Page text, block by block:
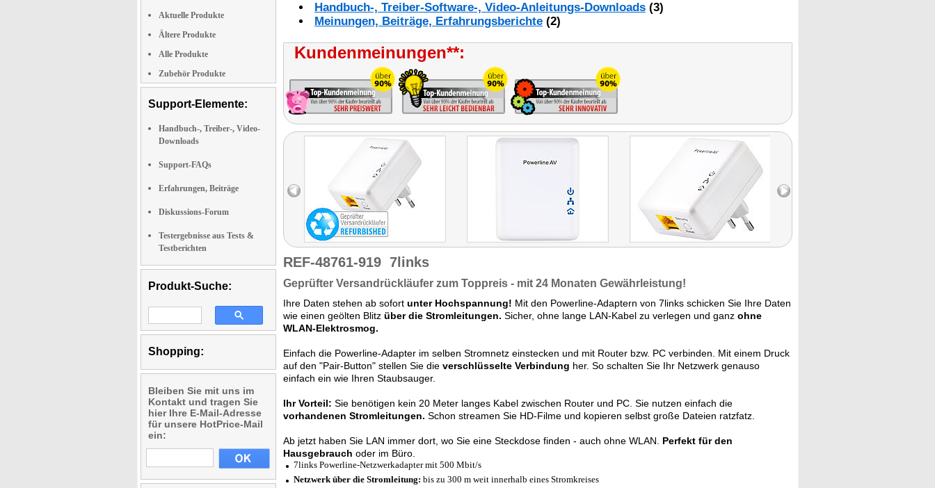
Aktuelle Produkte
Ältere Produkte
Alle Produkte
Zubehör Produkte
Support-Elemente:
Handbuch-, Treiber-, Video-
Downloads
Support-FAQs
Erfahrungen, Beiträge
Diskussions-Forum
Testergebnisse aus Tests &
Testberichten
Produkt-Suche:
Shopping:
Bleiben Sie mit uns im
Kontakt und tragen Sie
hier Ihre E-Mail-Adresse
für unsere HotPrice-Mail
ein:
Handbuch-, Treiber-Software-, Video-Anleitungs-Downloads (3)
Meinungen, Beiträge, Erfahrungsberichte (2)
Kundenmeinungen**:
REF-48761-919 7links
Geprüfter Versandrückläufer zum Toppreis - mit 24 Monaten Gewährleistung!
Ihre Daten stehen ab sofort unter Hochspannung! Mit den Powerline-Adaptern von 7links schicken Sie Ihre Daten
wie einen geölten Blitz über die Stromleitungen. Sicher, ohne lange LAN-Kabel zu verlegen und ganz ohne
WLAN-Elektrosmog.
Einfach die Powerline-Adapter im selben Stromnetz einstecken und mit Router bzw. PC verbinden. Mit einem Druck
auf den "Pair-Button" stellen Sie die verschlüsselte Verbindung her. So schalten Sie Ihr Netzwerk genauso
einfach ein wie Ihren Staubsauger.
Ihr Vorteil: Sie benötigen kein 20 Meter langes Kabel zwischen Router und PC. Sie nutzen einfach die
vorhandenen Stromleitungen. Schon streamen Sie HD-Filme und kopieren selbst große Dateien ratzfatz.
Ab jetzt haben Sie LAN immer dort, wo Sie eine Steckdose finden - auch ohne WLAN. Perfekt für den
Hausgebrauch oder im Büro.
7links Powerline-Netzwerkadapter mit 500 Mbit/s
Netzwerk über die Stromleitung: bis zu 300 m weit innerhalb eines Stromkreises